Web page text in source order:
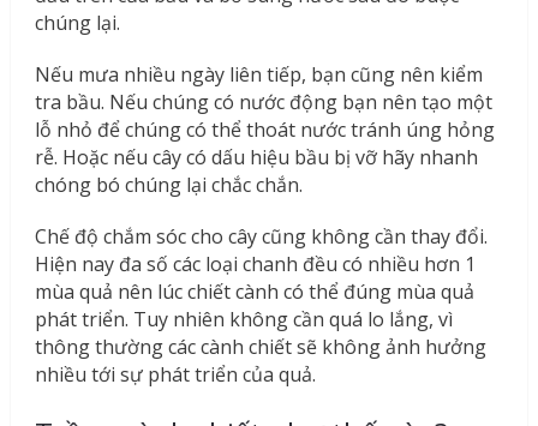
chúng lại.
Nếu mưa nhiều ngày liên tiếp, bạn cũng nên kiểm
tra bầu. Nếu chúng có nước động bạn nên tạo một
lỗ nhỏ để chúng có thể thoát nước tránh úng hỏng
rễ. Hoặc nếu cây có dấu hiệu bầu bị vỡ hãy nhanh
chóng bó chúng lại chắc chắn.
Chế độ chắm sóc cho cây cũng không cần thay đổi.
Hiện nay đa số các loại chanh đều có nhiều hơn 1
mùa quả nên lúc chiết cành có thể đúng mùa quả
phát triển. Tuy nhiên không cần quá lo lắng, vì
thông thường các cành chiết sẽ không ảnh hưởng
nhiều tới sự phát triển của quả.